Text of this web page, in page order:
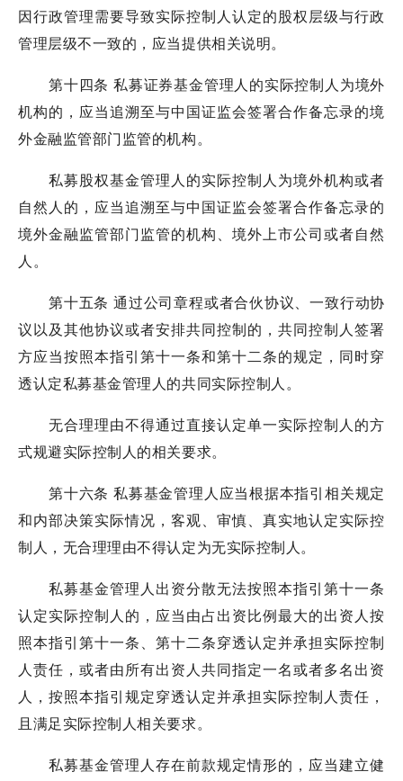
因行政管理需要导致实际控制人认定的股权层级与行政
管理层级不一致的，应当提供相关说明。
第十四条 私募证券基金管理人的实际控制人为境外
机构的，应当追溯至与中国证监会签署合作备忘录的境
外金融监管部门监管的机构。
私募股权基金管理人的实际控制人为境外机构或者
自然人的，应当追溯至与中国证监会签署合作备忘录的
境外金融监管部门监管的机构、境外上市公司或者自然
人。
第十五条 通过公司章程或者合伙协议、一致行动协
议以及其他协议或者安排共同控制的，共同控制人签署
方应当按照本指引第十一条和第十二条的规定，同时穿
透认定私募基金管理人的共同实际控制人。
无合理理由不得通过直接认定单一实际控制人的方
式规避实际控制人的相关要求。
第十六条 私募基金管理人应当根据本指引相关规定
和内部决策实际情况，客观、审慎、真实地认定实际控
制人，无合理理由不得认定为无实际控制人。
私募基金管理人出资分散无法按照本指引第十一条
认定实际控制人的，应当由占出资比例最大的出资人按
照本指引第十一条、第十二条穿透认定并承担实际控制
人责任，或者由所有出资人共同指定一名或者多名出资
人，按照本指引规定穿透认定并承担实际控制人责任，
且满足实际控制人相关要求。
私募基金管理人存在前款规定情形的，应当建立健